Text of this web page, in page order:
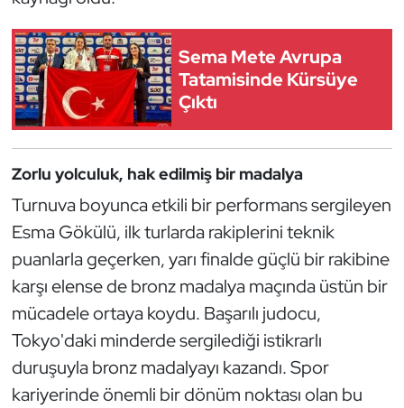
Sema Mete Avrupa
Tatamisinde Kürsüye
Çıktı
Zorlu yolculuk, hak edilmiş bir madalya
Turnuva boyunca etkili bir performans sergileyen
Esma Gökülü, ilk turlarda rakiplerini teknik
puanlarla geçerken, yarı finalde güçlü bir rakibine
karşı elense de bronz madalya maçında üstün bir
mücadele ortaya koydu. Başarılı judocu,
Tokyo'daki minderde sergilediği istikrarlı
duruşuyla bronz madalyayı kazandı. Spor
kariyerinde önemli bir dönüm noktası olan bu
Güreş
Halter
Hava Sporları
Hentbol
İşitme Engelli Sporcular
Judo ve Kuraş
Kano ve Rafting
Karate
Kayak